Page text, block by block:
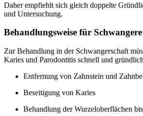
Daher empfiehlt sich gleich doppelte
und Untersuchung.
Behandlungsweise für Schwangere
Zur Behandlung in der Schwangerschaft
Karies und Parodontitis schnell und
Entfernung von Zahnstein und
Beseitigung von Karies
Behandlung der Wurzeloberflächen